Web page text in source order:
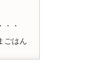
・・
ごはん